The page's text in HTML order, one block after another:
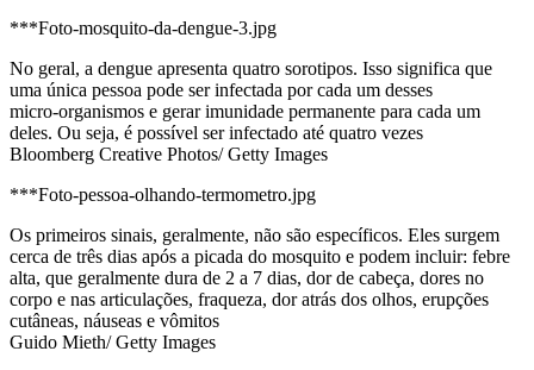
***Foto-mosquito-da-dengue-3.jpg
No geral, a dengue apresenta quatro sorotipos. Isso significa que
uma única pessoa pode ser infectada por cada um desses
micro-organismos e gerar imunidade permanente para cada um
deles. Ou seja, é possível ser infectado até quatro vezes
Bloomberg Creative Photos/ Getty Images
***Foto-pessoa-olhando-termometro.jpg
Os primeiros sinais, geralmente, não são específicos. Eles surgem
cerca de três dias após a picada do mosquito e podem incluir: febre
alta, que geralmente dura de 2 a 7 dias, dor de cabeça, dores no
corpo e nas articulações, fraqueza, dor atrás dos olhos, erupções
cutâneas, náuseas e vômitos
Guido Mieth/ Getty Images